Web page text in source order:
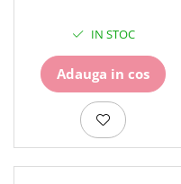
IN STOC
Adauga in cos